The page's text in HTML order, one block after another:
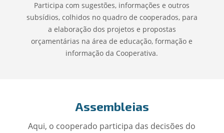
Participa com sugestões, informações e outros
subsídios, colhidos no quadro de cooperados, para
a elaboração dos projetos e propostas
orçamentárias na área de educação, formação e
informação da Cooperativa.
Assembleias
Aqui, o cooperado participa das decisões do